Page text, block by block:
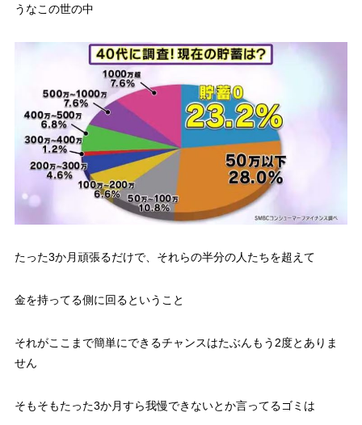
うなこの世の中
たった3か月頑張るだけで、それらの半分の人たちを超えて
金を持ってる側に回るということ
それがここまで簡単にできるチャンスはたぶんもう2度とありま
せん
そもそもたった3か月すら我慢できないとか言ってるゴミは